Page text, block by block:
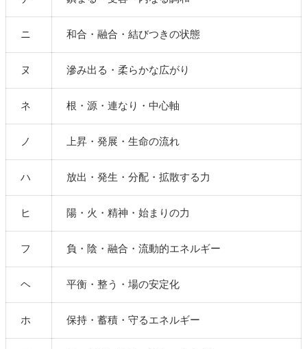
ニ 和合・融合・結びつきの状態
ヌ 滲み出る・柔らかな広がり
ネ 根・源・連なり・中心軸
ノ 上昇・発展・生命の流れ
ハ 放出・発生・分配・拡散する力
ヒ 陽・火・精神・始まりの力
フ 負・陰・融合・流動的エネルギー
ヘ 平衡・整う・場の安定化
ホ 保持・蓄積・守るエネルギー